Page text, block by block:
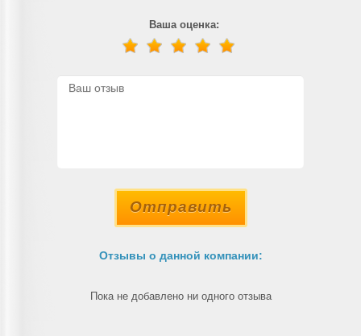
Ваша оценка:
Отправить
Отзывы о данной компании:
Пока не добавлено ни одного отзыва